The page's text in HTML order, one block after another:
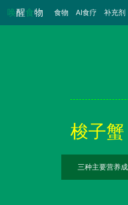
唤醒食物 食物 （当前）
AI食疗 补充剂
梭子蟹
三种主要营养